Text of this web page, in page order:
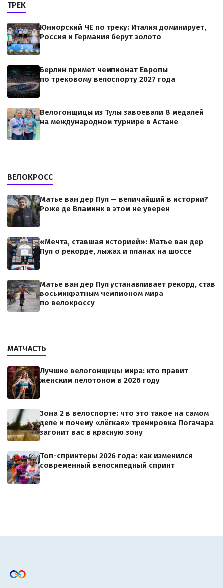
ТРЕК
Юниорский ЧЕ по треку: Италия доминирует,
Россия и Германия берут золото
Берлин примет чемпионат Европы
по трековому велоспорту 2027 года
Велогонщицы из Тулы завоевали 8 медалей
на международном турнире в Астане
ВЕЛОКРОСС
Матье ван дер Пул — величайший в истории?
Роже де Вламинк в этом не уверен
«Мечта, ставшая историей»: Матье ван дер
Пул о рекорде, лыжах и планах на шоссе
Матье ван дер Пул устанавливает рекорд, став
восьмикратным чемпионом мира
по велокроссу
МАТЧАСТЬ
Лучшие велогонщицы мира: кто правит
женским пелотоном в 2026 году
Зона 2 в велоспорте: что это такое на самом
деле и почему «лёгкая» тренировка Погачара
загонит вас в красную зону
Топ-спринтеры 2026 года: как изменился
современный велосипедный спринт